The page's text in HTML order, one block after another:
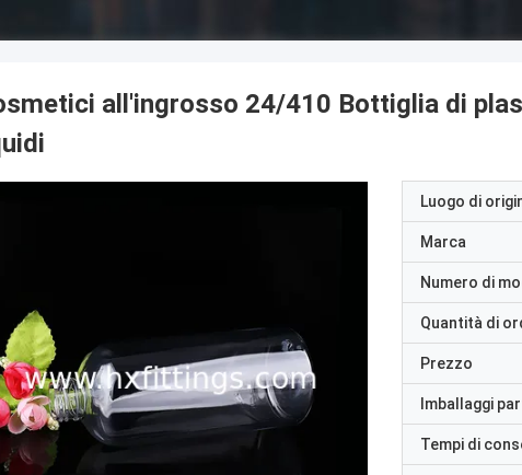
all'ingrosso 24/410 Bottiglia di
Luogo di
Marca
Numero di
Quantità di
Prezzo
Imballaggi
Tempi di